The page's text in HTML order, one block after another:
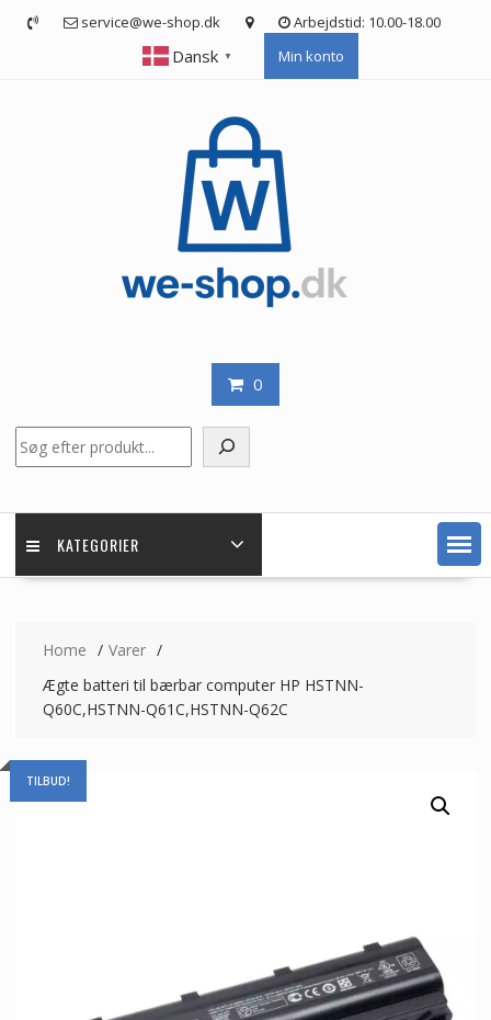
service@we-shop.dk Arbejdstid: 10.00-18.00
Dansk ▼ Min konto
0
KATEGORIER
Home
Varer
Ægte batteri til bærbar computer HP HSTNN-
Q60C,HSTNN-Q61C,HSTNN-Q62C
TILBUD!